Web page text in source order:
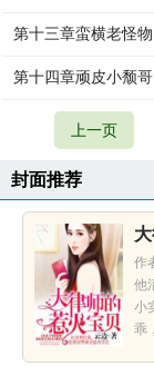
第十三章蛮横老怪物
第十四章顽皮小颓哥
上一页
封面推荐
作
他
小
乖